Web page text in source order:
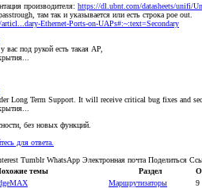
производителя: https://dl.ubnt.com/datasheets/unifi/
там так и указывается или есть строка poe out.
Ethernet-Ports-on-UAPs#:~:text=Secondary
вас под рукой есть такая AP,
Long Term Support. It will receive critical bug fixes and
без новых функций.
для ответа.
Tumblr WhatsApp Электронная почта Поделиться
темы Раздел
Маршрутизаторы 9